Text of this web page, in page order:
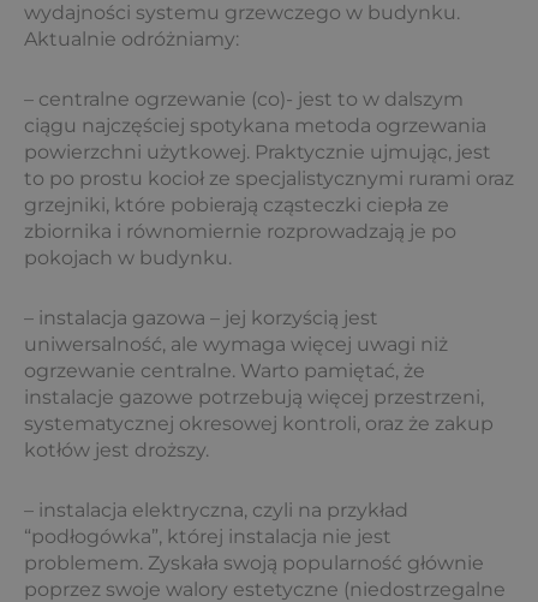
wydajności systemu grzewczego w budynku.
Aktualnie odróżniamy:
– centralne ogrzewanie (co)- jest to w dalszym
ciągu najczęściej spotykana metoda ogrzewania
powierzchni użytkowej. Praktycznie ujmując, jest
to po prostu kocioł ze specjalistycznymi rurami oraz
grzejniki, które pobierają cząsteczki ciepła ze
zbiornika i równomiernie rozprowadzają je po
pokojach w budynku.
– instalacja gazowa – jej korzyścią jest
uniwersalność, ale wymaga więcej uwagi niż
ogrzewanie centralne. Warto pamiętać, że
instalacje gazowe potrzebują więcej przestrzeni,
systematycznej okresowej kontroli, oraz że zakup
kotłów jest droższy.
– instalacja elektryczna, czyli na przykład
“podłogówka”, której instalacja nie jest
problemem. Zyskała swoją popularność głównie
poprzez swoje walory estetyczne (niedostrzegalne